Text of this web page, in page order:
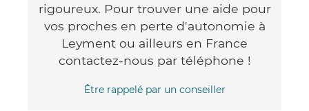
rigoureux. Pour trouver une aide pour
vos proches en perte d'autonomie à
Leyment ou ailleurs en France
contactez-nous par téléphone !
Être rappelé par un conseiller